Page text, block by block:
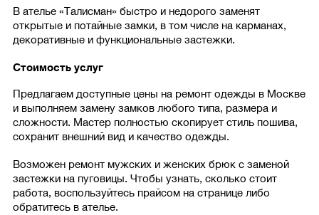
В ателье «Талисман» быстро и недорого заменят
открытые и потайные замки, в том числе на карманах,
декоративные и функциональные застежки.
Стоимость услуг
Предлагаем доступные цены на ремонт одежды в Москве
и выполняем замену замков любого типа, размера и
сложности. Мастер полностью скопирует стиль пошива,
сохранит внешний вид и качество одежды.
Возможен ремонт мужских и женских брюк с заменой
застежки на пуговицы. Чтобы узнать, сколько стоит
работа, воспользуйтесь прайсом на странице либо
обратитесь в ателье.